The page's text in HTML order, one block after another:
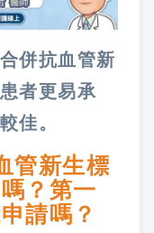
併抗血管新
者更易承
佳。
管新生標
？第一
請嗎？